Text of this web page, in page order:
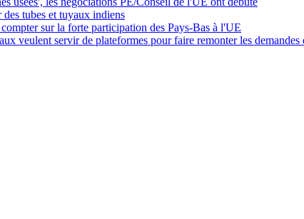
tubes et tuyaux indiens
sur la forte participation des Pays-Bas à l'UE
veulent servir de plateformes pour faire remonter les